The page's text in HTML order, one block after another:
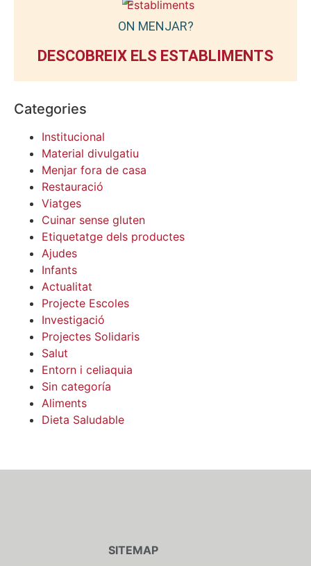
ON MENJAR?
DESCOBREIX ELS ESTABLIMENTS
Categories
Institucional
Material divulgatiu
Menjar fora de casa
Restauració
Viatges
Cuinar sense gluten
Etiquetatge dels productes
Ajudes
Infants
Actualitat
Projecte Escoles
Investigació
Projectes Solidaris
Salut
Entorn i celiaquia
Sin categoría
Aliments
Dieta Saludable
SITEMAP